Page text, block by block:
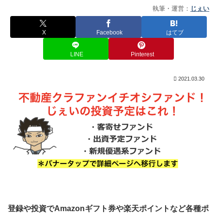
執筆・運営： じぇい
X Facebook はてブ
LINE Pinterest
2021.03.30
登録や投資でAmazonギフト券や楽天ポイントなど各種ポ